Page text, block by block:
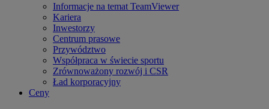
Informacje na temat TeamViewer
Kariera
Inwestorzy
Centrum prasowe
Przywództwo
Współpraca w świecie sportu
Zrównoważony rozwój i CSR
Ład korporacyjny
Ceny